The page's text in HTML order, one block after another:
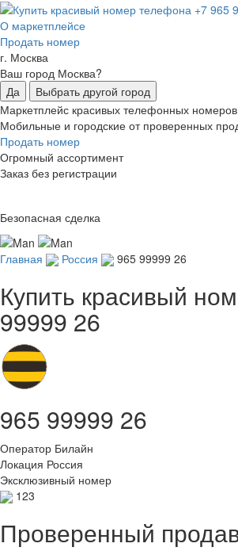
О маркетплейсе
Продать номер
г. Москва
Ваш город Москва?
Да
Выбрать другой город
Маркетплейс красивых телефонных номеров
Мобильные и городские от проверенных
Продать номер
Огромный ассортимент
Заказ без регистрации
Безопасная сделка
Главная Россия 965 99999 26
Купить красивый
99999 26
965 99999 26
Оператор Билайн
Локация Россия
Эксклюзивный номер
123
Проверенный